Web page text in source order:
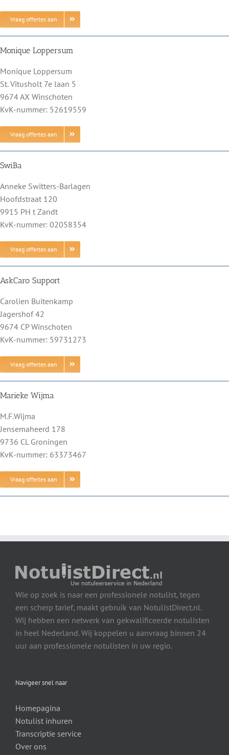
Vraag offertes aan
Monique Loppersum
Monique Loppersum
St. Vitusholt 7e laan 5
9674 AX Winschoten
KvK-nummer: 52619559
Vraag offertes aan
SwiBa
Anneke Switters-Barlagen
Hoofdstraat 120
9915 PH t Zandt
KvK-nummer: 02058354
Vraag offertes aan
AskCaro Support
Carolien Buitenkamp
Jagershof 42
9674 CP Winschoten
KvK-nummer: 59731273
Vraag offertes aan
Marieke Wijma
M.F.Wijma
Jensemaheerd 178
9736 CL Groningen
KvK-nummer: 63373467
Vraag offertes aan
Wie op zoek is naar een professionele notulist, tegen
een scherp tarief, maakt gebruik van NotulistDirect.nl.
Wij hebben een netwerk van gekwalificeerde notulisten
in heel Nederland. Wij koppelen u aanvraag binnen 24
uur aan professionele notulisten in uw regio.
Navigeer snel naar
Homepagina
Notulist inhuren
Transcriptie service
Over ons